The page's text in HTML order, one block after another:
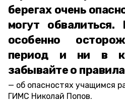
берегах очень
могут обвалиться.
особенно
период и ни в
забывайте о
об опасностях учащимся
ГИМС Николай Попов.